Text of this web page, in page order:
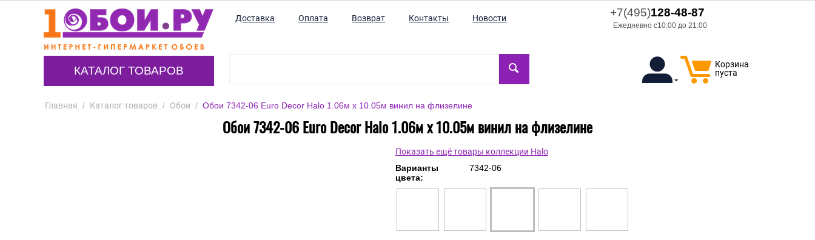
КАТАЛОГ ТОВАРОВ
Доставка Оплата Возврат Контакты Новости +7(495)128-48-87
Ежедневно с10:00 до 21:00
Корзина
пуста
Главная / Каталог товаров / Обои / Обои 7342-06 Euro Decor Halo 1.06м x 10.05м винил на флизелине
Обои 7342-06 Euro Decor Halo 1.06м x 10.05м винил на флизелине
Показать ещё товары коллекции Halo
Варианты
цвета:
7342-06